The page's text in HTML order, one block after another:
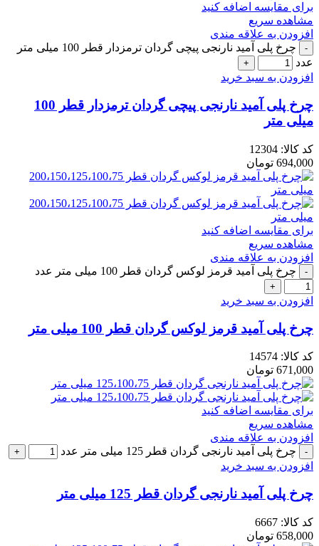
برای مقایسه اضافه کنید
مشاهده سریع
افزودن به علاقه مندی
چرخ پلی آمید نارنجی پیچی گردان ترمزدار قطر 100 میلی متر
عدد
افزودن به سبد خرید
چرخ پلی آمید نارنجی پیچی گردان ترمزدار قطر 100
میلی متر
کد کالا: 12304
694,000 تومان
برای مقایسه اضافه کنید
مشاهده سریع
افزودن به علاقه مندی
چرخ پلی آمید قرمز لوکس گردان قطر 100 میلی متر عدد
افزودن به سبد خرید
چرخ پلی آمید قرمز لوکس گردان قطر 100 میلی متر
کد کالا: 14574
671,000 تومان
برای مقایسه اضافه کنید
مشاهده سریع
افزودن به علاقه مندی
چرخ پلی آمید نارنجی گردان قطر 125 میلی متر عدد
افزودن به سبد خرید
چرخ پلی آمید نارنجی گردان قطر 125 میلی متر
کد کالا: 6667
658,000 تومان